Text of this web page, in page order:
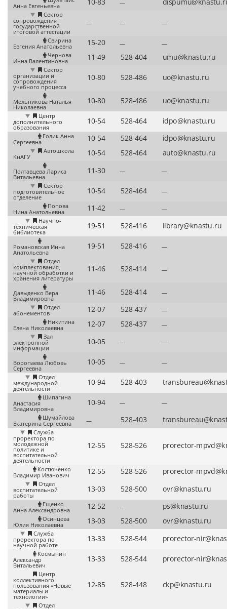
Анна Евгеньевна
—
Сектор
сопровождения
государственной
итоговой аттестации
— — —
Свирина
Евгения Анатольевна
—
—
Чернова
Инна Валентиновна
Сектор
организации и
сопровождения
учебного процесса
Мельникова Наталья
Николаевна
Центр
дополнительного
образования
Голик Анна
Сергеевна
Автошкола
КнАГУ
Полтавцева Лариса
Витальевна
—
—
Сектор
подготовительное
отделение
—
Попова
Нина Анатольевна
—
—
Научно-
техническая
библиотека
Романовская Инна
Анатольевна
—
Отдел
комплектования,
научной обработки и
хранения литературы
—
Давыденко Вера
Владимировна
—
Отдел
абонементов
—
Никитина
Елена Николаевна
—
Зал
электронной
информации
— —
Воропаева Любовь
Сергеевна
—
—
Отдел
международной
деятельности
Шипагина
Анастасия
Владимировна
—
—
Шумайлова
Екатерина Сергеевна
—
Служба
проректора по
молодежной
политике и
воспитательной
деятельности
Костюченко
Владимир Иванович
Отдел
воспитательной
работы
Ещенко
Анна Александровна
—
Осинцева
Юлия Николаевна
Служба
проректора по
научной работе
Космынин
Александр
Витальевич
Центр
коллективного
пользования «Новые
материалы и
технологии»
Отдел